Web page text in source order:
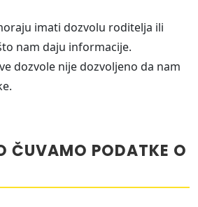
imati dozvolu roditelja ili
nam daju informacije.
dozvole nije dozvoljeno da nam
ČUVAMO PODATKE O